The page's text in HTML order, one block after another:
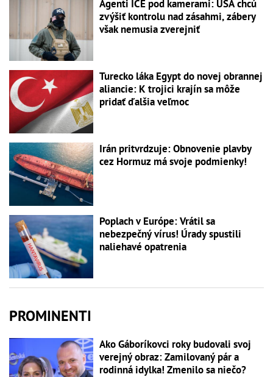
Agenti ICE pod kamerami: USA chcú
zvýšiť kontrolu nad zásahmi, zábery
však nemusia zverejniť
Turecko láka Egypt do novej obrannej
aliancie: K trojici krajín sa môže
pridať ďalšia veľmoc
Irán pritvrdzuje: Obnovenie plavby
cez Hormuz má svoje podmienky!
Poplach v Európe: Vrátil sa
nebezpečný vírus! Úrady spustili
naliehavé opatrenia
PROMINENTI
Ako Gáboríkovci roky budovali svoj
verejný obraz: Zamilovaný pár a
rodinná idylka! Zmenilo sa niečo?